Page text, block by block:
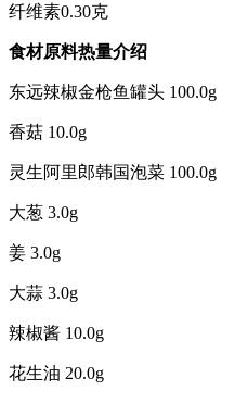
纤维素0.30克
食材原料热量介绍
东远辣椒金枪鱼罐头 100.0g
香菇 10.0g
灵生阿里郎韩国泡菜 100.0g
大葱 3.0g
姜 3.0g
大蒜 3.0g
辣椒酱 10.0g
花生油 20.0g